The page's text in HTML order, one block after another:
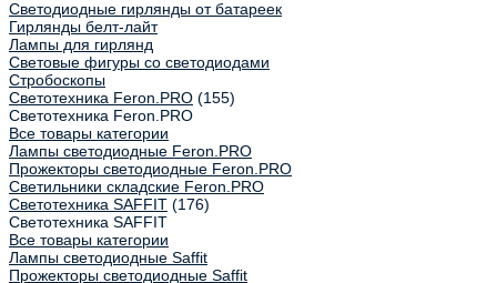
Светодиодные гирлянды от батареек
Гирлянды белт-лайт
Лампы для гирлянд
Световые фигуры со светодиодами
Стробоскопы
Светотехника Feron.PRO (155)
Светотехника Feron.PRO
Все товары категории
Лампы светодиодные Feron.PRO
Прожекторы светодиодные Feron.PRO
Светильники складские Feron.PRO
Светотехника SAFFIT (176)
Светотехника SAFFIT
Все товары категории
Лампы светодиодные Saffit
Прожекторы светодиодные Saffit